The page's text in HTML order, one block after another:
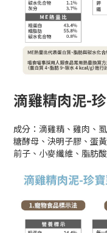
滴雞精肉泥-
成分：滴雞精、雞肉、
糖酵母、決明子膠、蛋
前子、小麥纖維、脂肪